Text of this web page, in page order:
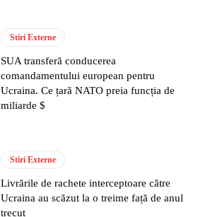
Stiri Externe
SUA transferă conducerea
comandamentului european pentru
Ucraina. Ce țară NATO preia funcția de
miliarde $
Stiri Externe
Livrările de rachete interceptoare către
Ucraina au scăzut la o treime față de anul
trecut